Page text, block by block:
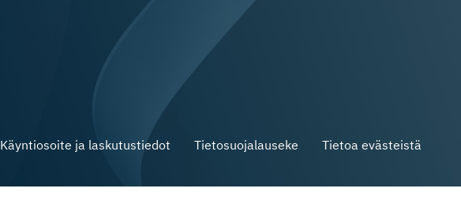
Käyntiosoite ja laskutustiedot Tietosuojalauseke Tietoa evästeistä